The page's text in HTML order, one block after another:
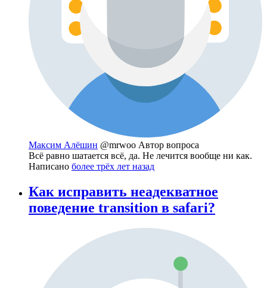
Максим Алёшин @mrwoo Автор вопроса
Всё равно шатается всё, да. Не лечится вообще ни как.
Написано более трёх лет назад
Как исправить неадекватное
поведение transition в safari?